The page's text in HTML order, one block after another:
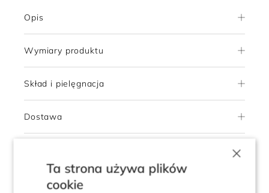
Opis
Wymiary produktu
Skład i pielęgnacja
Dostawa
×
Ta strona używa plików
cookie